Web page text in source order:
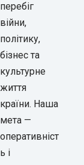
перебіг
війни,
політику,
бізнес та
культурне
життя
країни. Наша
мета —
оперативніст
ь і